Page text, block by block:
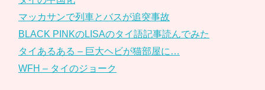
マッカサンで列車とバスが追突事故
BLACK PINKのLISAのタイ語記事読んでみた
タイあるある – 巨大ヘビが猫部屋に…
WFH – タイのジョーク